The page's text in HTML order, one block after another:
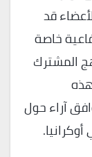
قد
خاصة
المشترك
آراء حول